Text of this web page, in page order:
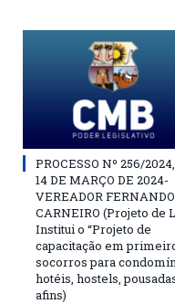
PROCESSO Nº 256/
14 DE MARÇO DE 2024-
VEREADOR FERNANDO
CARNEIRO (Projeto de
Institui o “Projeto de
capacitação em
socorros para
hotéis, hostels,
afins)